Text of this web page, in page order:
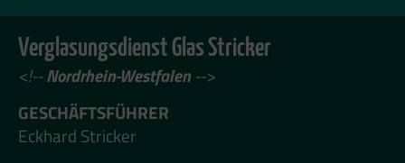
Verglasungsdienst Glas Stricker
<!--Nordrhein-Westfalen -->
GESCHÄFTSFÜHRER
Eckhard Stricker